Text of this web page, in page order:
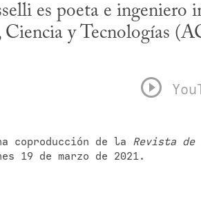
Ciencia y Tecnologías
coproducción de la Revista de
19 de marzo de 2021.